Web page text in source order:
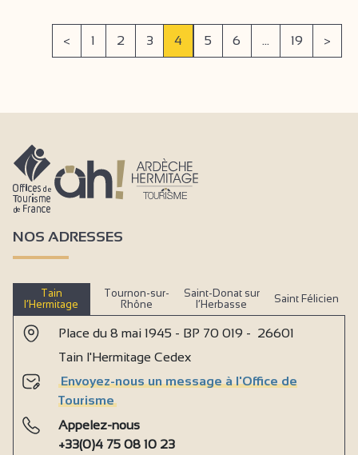
< 1 2 3 4 5 6 ... 19 >
NOS ADRESSES
Tain
l’Hermitage
Tournon-sur-
Rhône
Saint-Donat sur
l’Herbasse
Saint Félicien
Place du 8 mai 1945 - BP 70 019 - 26601
Tain l'Hermitage Cedex
Envoyez-nous un message à l'Office de
Tourisme
Appelez-nous
+33(0)4 75 08 10 23